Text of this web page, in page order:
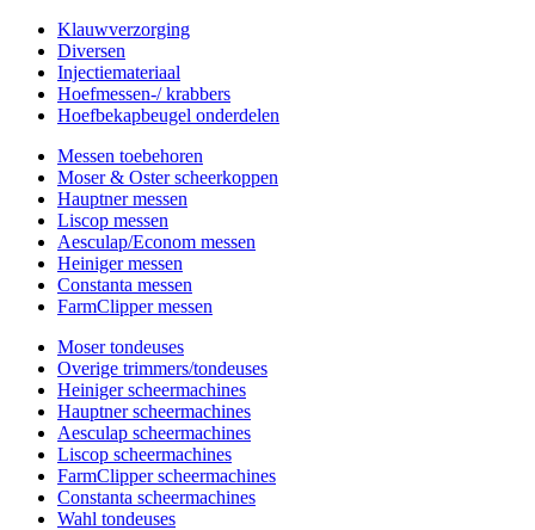
Klauwverzorging
Diversen
Injectiemateriaal
Hoefmessen-/ krabbers
Hoefbekapbeugel onderdelen
Messen toebehoren
Moser & Oster scheerkoppen
Hauptner messen
Liscop messen
Aesculap/Econom messen
Heiniger messen
Constanta messen
FarmClipper messen
Moser tondeuses
Overige trimmers/tondeuses
Heiniger scheermachines
Hauptner scheermachines
Aesculap scheermachines
Liscop scheermachines
FarmClipper scheermachines
Constanta scheermachines
Wahl tondeuses